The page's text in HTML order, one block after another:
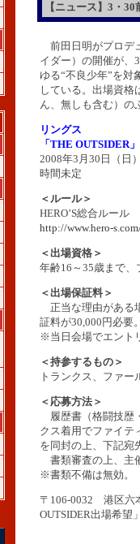
【ニュース】3・
前田日明がプロデ
イダー）の開催が、
ゆる“不良少年”を対
している。出場資格
ん、無しも含む）の
リングス
「THE OUTSIDER」
2008年3月30日（日
時間未定
＜ルール＞
HERO’S総合ルール
http://www.hero-
＜出場資格＞
年齢16～35歳まで
＜出場保証料＞
正当な理由がある
証料が30,000円必要
※当日会場でエント
＜持参するもの＞
トランクス、ファ
＜応募方法＞
履歴書（格闘技歴
クス着用でファイテ
を同封の上、下記宛
書類審査の上、主
※書類不備は無効。
〒106-0032 港区六
OUTSIDER出場希望